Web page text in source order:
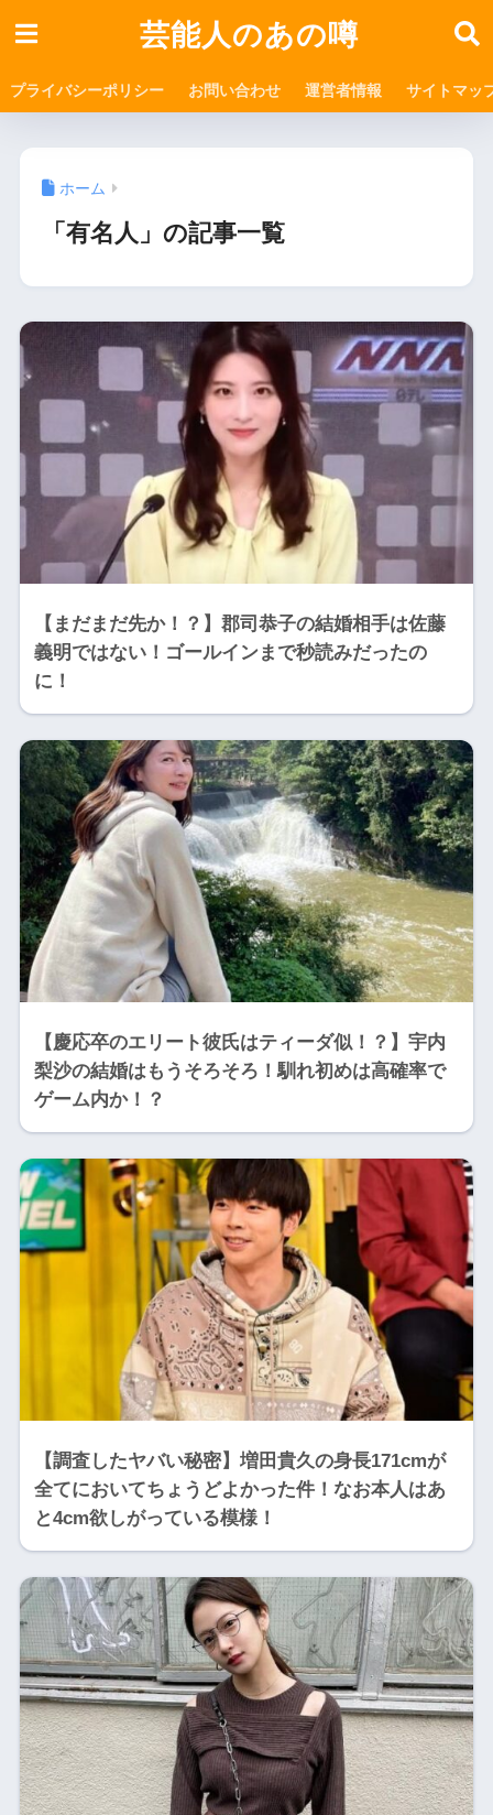
芸能人のあの噂
プライバシーポリシー お問い合わせ 運営者情報 サイトマッ
ホーム
「有名人」の記事一覧
【まだまだ先か！？】郡司恭子の結婚相手は佐藤
義明ではない！ゴールインまで秒読みだったの
に！
【慶応卒のエリート彼氏はティーダ似！？】宇内
梨沙の結婚はもうそろそろ！馴れ初めは高確率で
ゲーム内か！？
【調査したヤバい秘密】増田貴久の身長171cmが
全てにおいてちょうどよかった件！なお本人はあ
と4cm欲しがっている模様！